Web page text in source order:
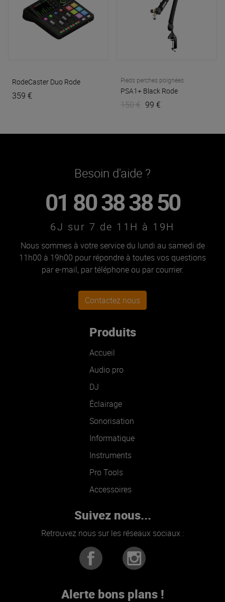
RodeCaster Duo Rode
359 €
Pieds perches poignées
PSA1+ Black Rode
150 € 99 €
Besoin d'aide ?
01 80 38 38 50
6J sur 7 de 11H à 19H
Nous sommes à votre service du lundi au samedi de
11h00 à 19h00 pour répondre à toutes vos questions
par e-mail, par téléphone ou par courrier.
Contactez nous
Produits
Accueil
Audio pro
DJ
Éclairage
Sonorisation
Informatique
Instruments
Pro Tools
Accessoires
Suivez nous...
Retrouvez nous sur les réseaux sociaux :
Alerte bons plans !